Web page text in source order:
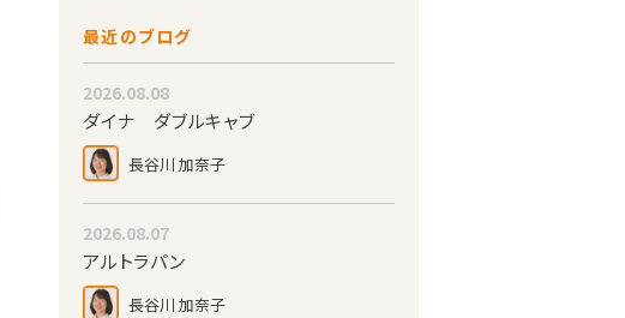
最近のブログ
2026.08.08
ダイナ ダブルキャブ
長谷川 加奈子
2026.08.07
アルトラパン
長谷川 加奈子